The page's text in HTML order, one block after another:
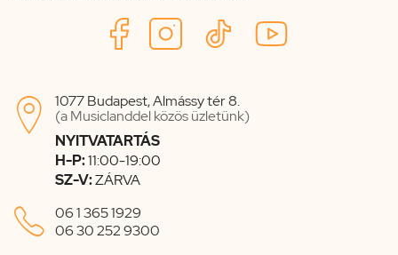

1077 Budapest, Almássy tér 8.
(a Musiclanddel közös üzletünk)
NYITVATARTÁS
H-P:11:00-19:00
SZ-V:ZÁRVA
 06 1 365 1929
06 30 252 9300